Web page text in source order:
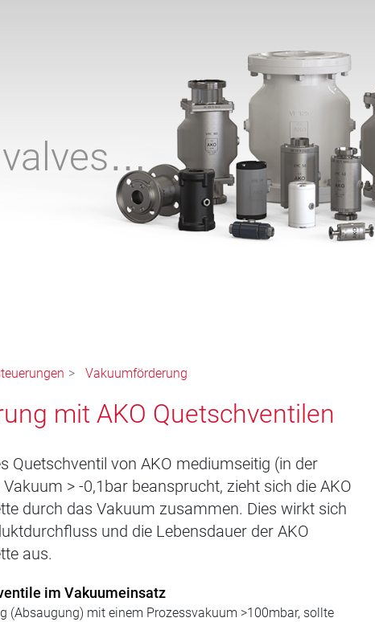
Vakuumförderung
mit AKO Quetschventilen
Quetschventil von AKO mediumseitig (in der
> -0,1bar beansprucht, zieht sich die AKO
durch das Vakuum zusammen. Dies wirkt sich
und die Lebensdauer der AKO
aus.
im Vakuumeinsatz
(Absaugung) mit einem Prozessvakuum >100mbar, sollte